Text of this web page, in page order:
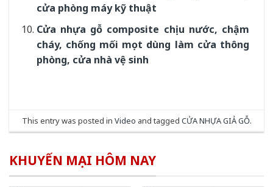
cửa phòng máy kỹ thuật
Cửa nhựa gỗ composite chịu nước, chậm
cháy, chống mối mọt dùng làm cửa thông
phòng, cửa nhà vệ sinh
This entry was posted in Video and tagged CỬA NHỰA GIẢ GỖ.
KHUYẾN MẠI HÔM NAY